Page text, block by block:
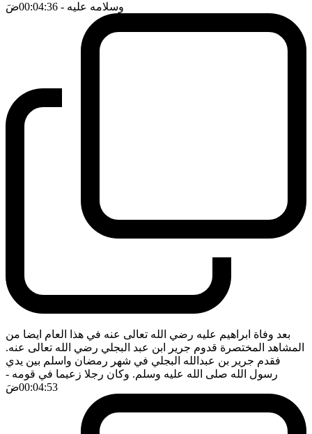
وسلامه عليه - 00:04:36 ضَ
بعد وفاة ابراهيم عليه رضي الله تعالى عنه في هذا العام ايضا من
المشاهد المختصرة قدوم جرير ابن عبد البجلي رضي الله تعالى عنه.
فقدم جرير بن عبدالله البجلي في شهر رمضان واسلم بين يدي
رسول الله صلى الله عليه وسلم. وكان رجلا زعيما في قومه -
00:04:53ضَ